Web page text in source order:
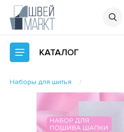
КАТАЛОГ
Наборы для шитья